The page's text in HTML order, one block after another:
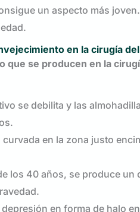
un aspecto más
en la cirugía
que se producen en la
se debilita y las
en la zona justo
los 40 años, se produce
en forma de halo